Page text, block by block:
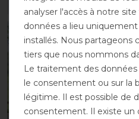
LISTE DE SOUHAITS
-13%
analyser l'accès à notre
données a lieu
installés. Nous partageons
tiers que nous nommons
Le traitement des
le consentement ou sur la
légitime. Il est possible de
consentement. Il existe un